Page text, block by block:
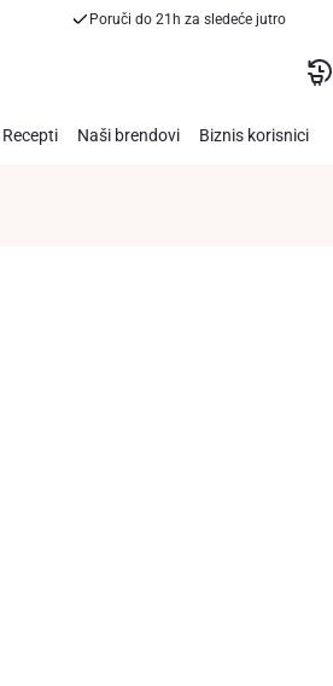
Poruči do 21h za sledeće jutro
Recepti Naši brendovi Biznis korisnici